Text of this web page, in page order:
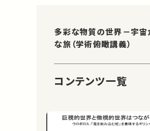
多彩な物質の世界－宇
な旅（学術俯瞰講義）
コンテンツ一覧